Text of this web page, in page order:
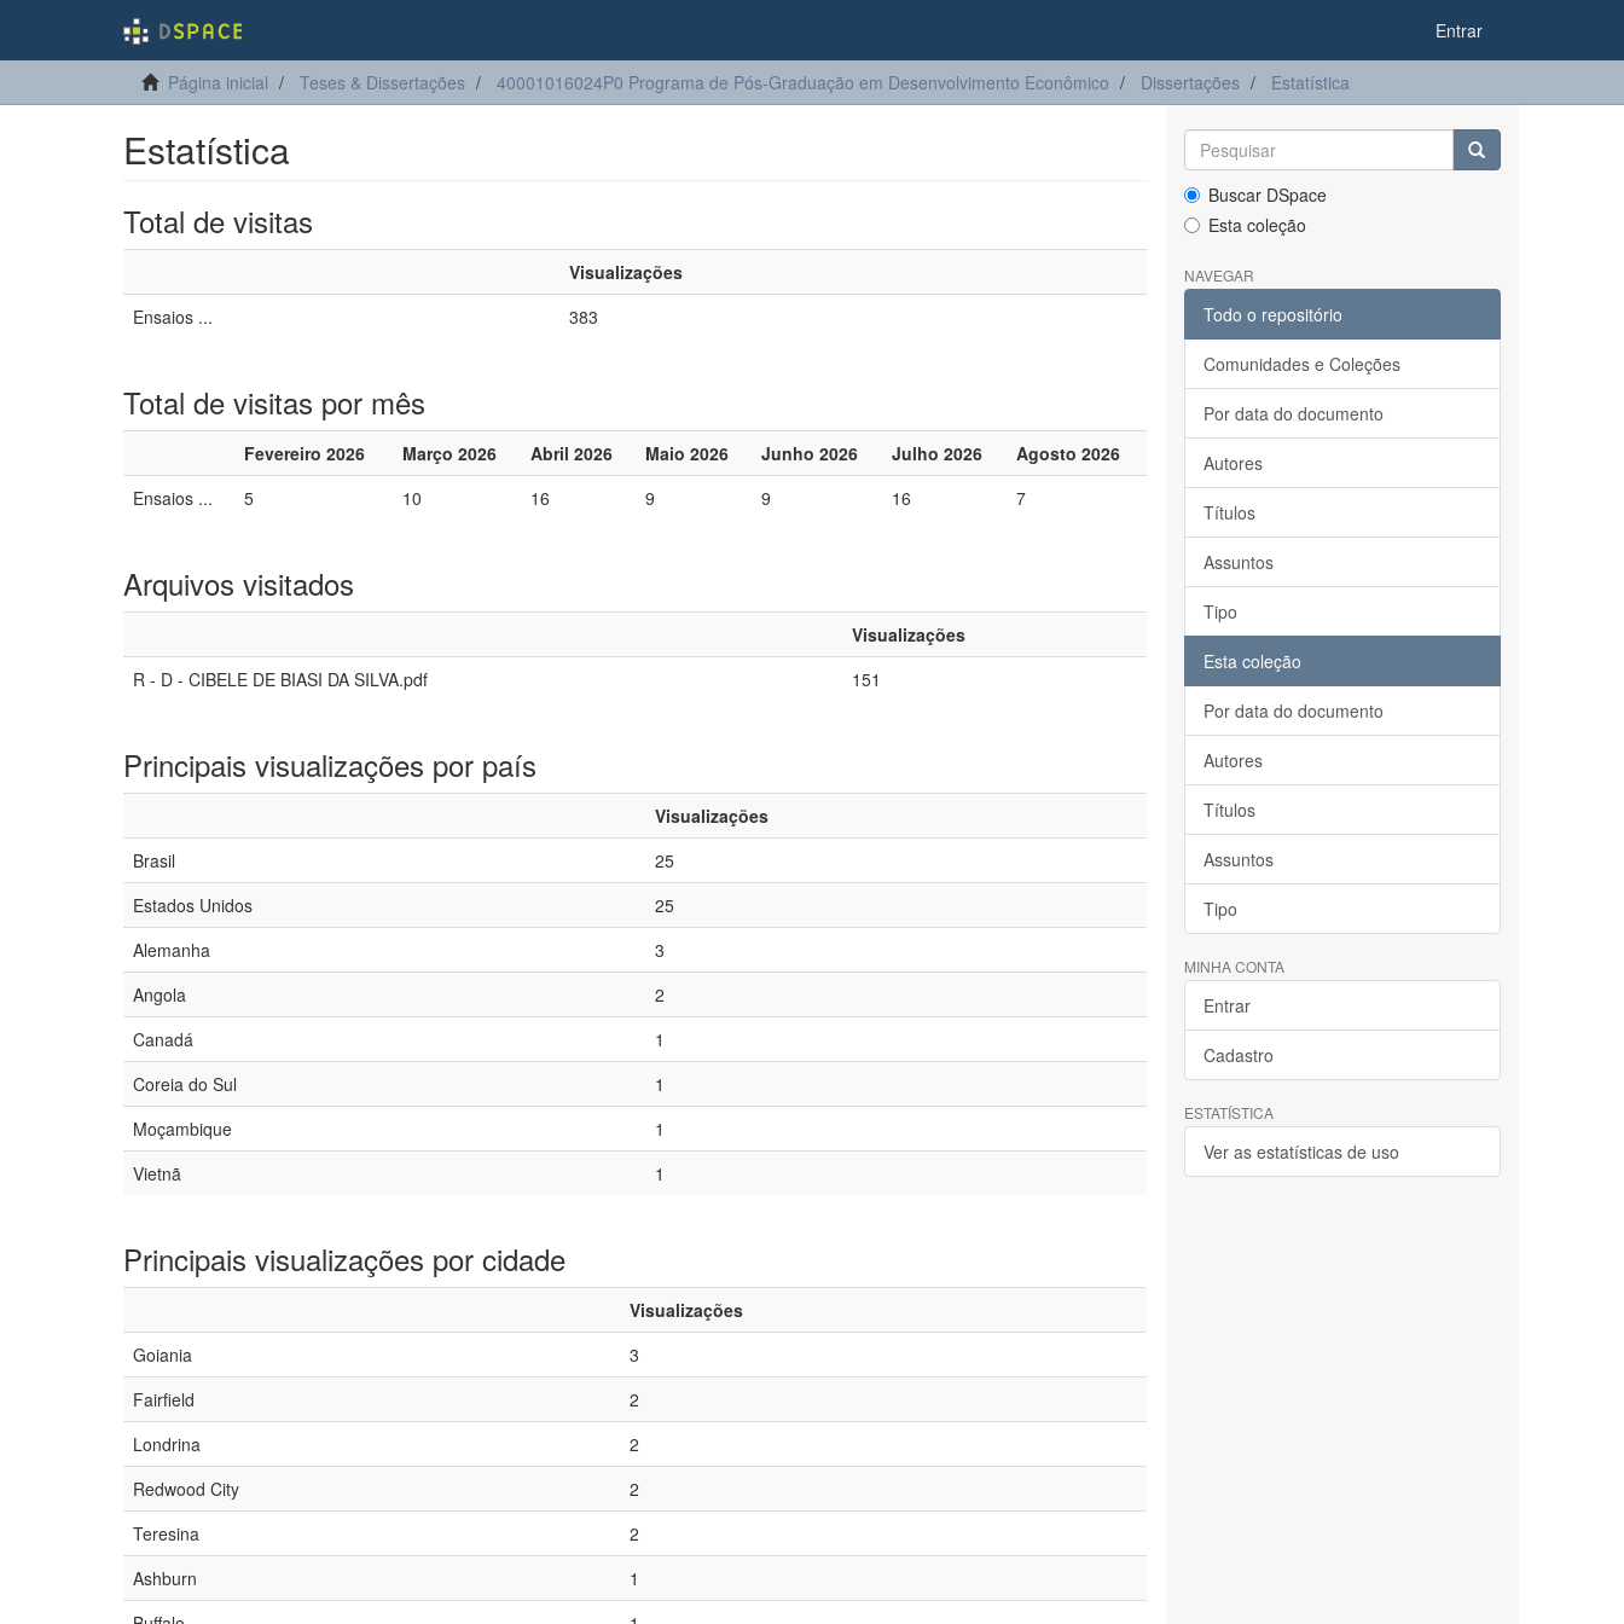
Entrar
Página inicial Teses & Dissertações 40001016024P0 Programa de Pós-Graduação em Desenvolvimento Econômico Dissertações Estatística
Estatística
Total de visitas
Visualizações
Ensaios ...
383
Total de visitas por mês
Fevereiro 2026 Março 2026 Abril 2026 Maio 2026 Junho 2026 Julho 2026
Agosto 2026
Ensaios ...
5 10 16 9 9 16 7
Arquivos visitados
Visualizações
R - D - CIBELE DE BIASI DA SILVA.pdf
151
Principais visualizações por país
Visualizações
Brasil
25
Estados Unidos
25
Alemanha
3
Angola
2
Canadá
1
Coreia do Sul
1
Moçambique
1
Vietnã
1
Principais visualizações por cidade
Visualizações
Goiania
3
Fairfield
2
Londrina
2
Redwood City
2
Teresina
2
Ashburn
1
Buscar DSpace
Esta coleção
NAVEGAR
Todo o repositório
Comunidades e Coleções
Por data do documento
Autores
Títulos
Assuntos
Tipo
Esta coleção
Por data do documento
Autores
Títulos
Assuntos
Tipo
MINHA CONTA
Entrar
Cadastro
ESTATÍSTICA
Ver as estatísticas de uso